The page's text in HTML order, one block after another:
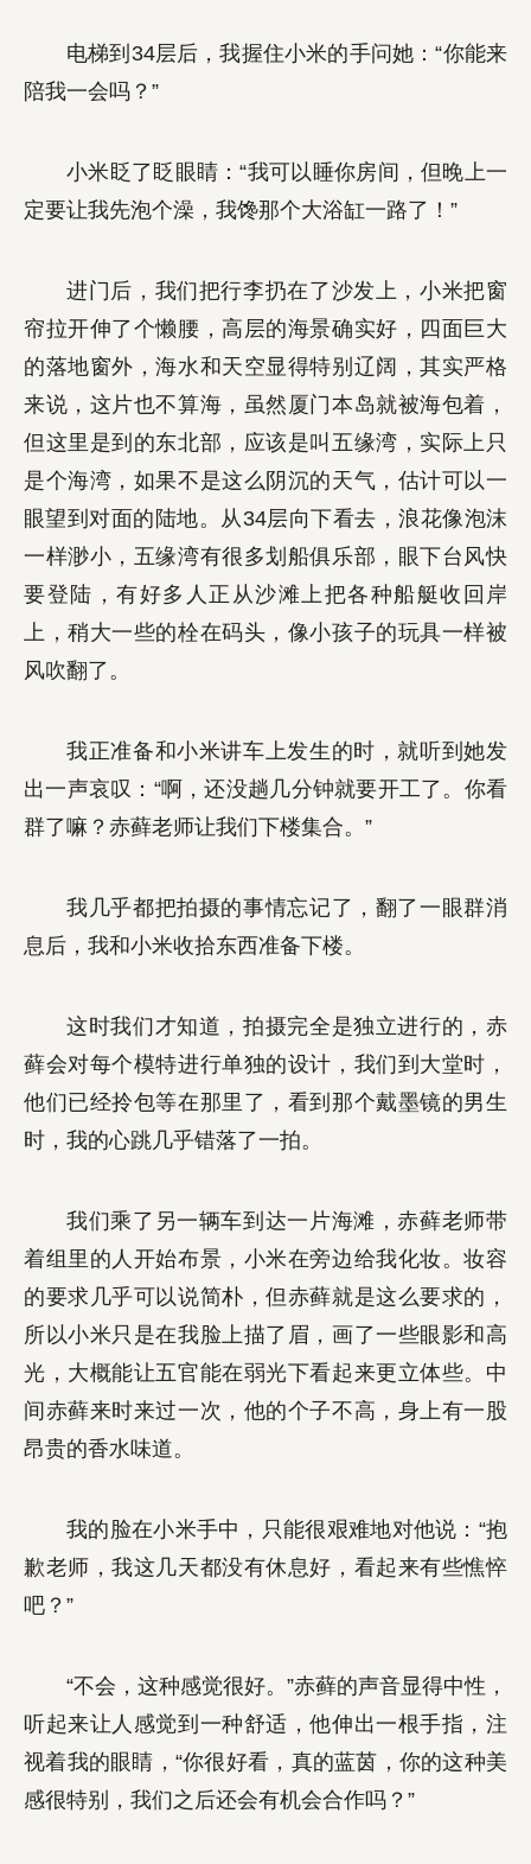
电梯到34层后，我握住小米的手问她：“你能来
陪我一会吗？”
小米眨了眨眼睛：“我可以睡你房间，但晚上一
定要让我先泡个澡，我馋那个大浴缸一路了！”
进门后，我们把行李扔在了沙发上，小米把窗
帘拉开伸了个懒腰，高层的海景确实好，四面巨大
的落地窗外，海水和天空显得特别辽阔，其实严格
来说，这片也不算海，虽然厦门本岛就被海包着，
但这里是到的东北部，应该是叫五缘湾，实际上只
是个海湾，如果不是这么阴沉的天气，估计可以一
眼望到对面的陆地。从34层向下看去，浪花像泡沫
一样渺小，五缘湾有很多划船俱乐部，眼下台风快
要登陆，有好多人正从沙滩上把各种船艇收回岸
上，稍大一些的栓在码头，像小孩子的玩具一样被
风吹翻了。
我正准备和小米讲车上发生的时，就听到她发
出一声哀叹：“啊，还没趟几分钟就要开工了。你看
群了嘛？赤藓老师让我们下楼集合。”
我几乎都把拍摄的事情忘记了，翻了一眼群消
息后，我和小米收拾东西准备下楼。
这时我们才知道，拍摄完全是独立进行的，赤
藓会对每个模特进行单独的设计，我们到大堂时，
他们已经拎包等在那里了，看到那个戴墨镜的男生
时，我的心跳几乎错落了一拍。
我们乘了另一辆车到达一片海滩，赤藓老师带
着组里的人开始布景，小米在旁边给我化妆。妆容
的要求几乎可以说简朴，但赤藓就是这么要求的，
所以小米只是在我脸上描了眉，画了一些眼影和高
光，大概能让五官能在弱光下看起来更立体些。中
间赤藓来时来过一次，他的个子不高，身上有一股
昂贵的香水味道。
我的脸在小米手中，只能很艰难地对他说：“抱
歉老师，我这几天都没有休息好，看起来有些憔悴
吧？”
“不会，这种感觉很好。”赤藓的声音显得中性，
听起来让人感觉到一种舒适，他伸出一根手指，注
视着我的眼睛，“你很好看，真的蓝茵，你的这种美
感很特别，我们之后还会有机会合作吗？”